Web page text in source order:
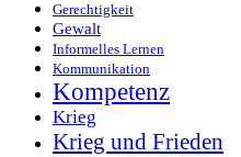
Gerechtigkeit
Gewalt
Informelles Lernen
Kommunikation
Kompetenz
Krieg
Krieg und Frieden